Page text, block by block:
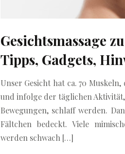
Gesichtsmassage
Tipps, Gadgets,
Unser Gesicht hat ca. 70
und infolge der täglichen
Bewegungen, schlaff werden.
Fältchen bedeckt. Viele
werden schwach […]